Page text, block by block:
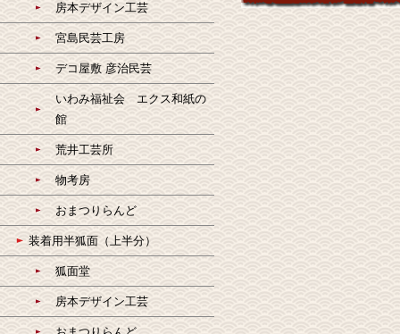
房本デザイン工芸
宮島民芸工房
デコ屋敷 彦治民芸
いわみ福祉会 エクス和紙の
館
荒井工芸所
物考房
おまつりらんど
装着用半狐面（上半分）
狐面堂
房本デザイン工芸